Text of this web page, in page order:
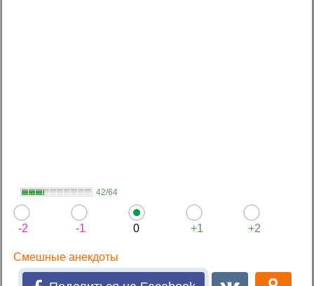
42/64
-2 -1 0 +1 +2
Смешные анекдоты